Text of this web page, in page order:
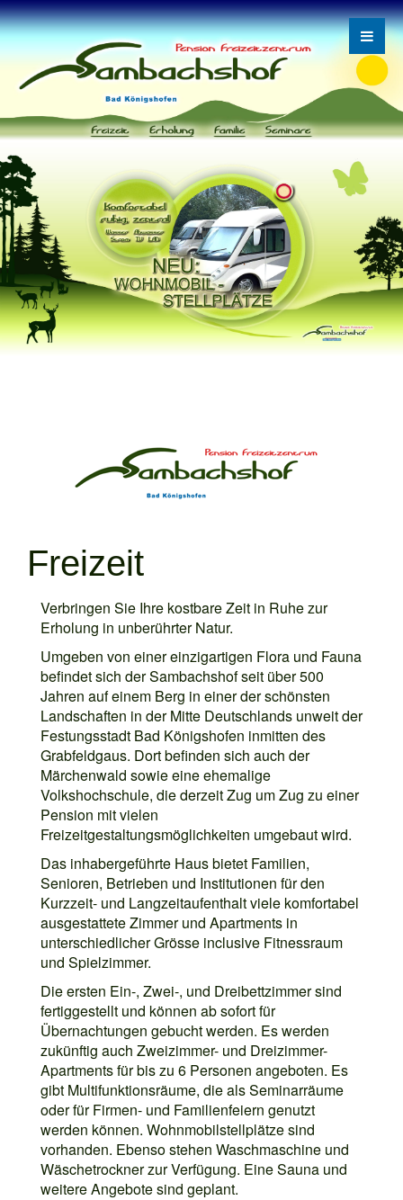
Freizeit
Verbringen Sie Ihre kostbare Zeit in Ruhe zur
Erholung in unberührter Natur.
Umgeben von einer einzigartigen Flora und Fauna
befindet sich der Sambachshof seit über 500
Jahren auf einem Berg in einer der schönsten
Landschaften in der Mitte Deutschlands unweit der
Festungsstadt Bad Königshofen inmitten des
Grabfeldgaus. Dort befinden sich auch der
Märchenwald sowie eine ehemalige
Volkshochschule, die derzeit Zug um Zug zu einer
Pension mit vielen
Freizeitgestaltungsmöglichkeiten umgebaut wird.
Das inhabergeführte Haus bietet Familien,
Senioren, Betrieben und Institutionen für den
Kurzzeit- und Langzeitaufenthalt viele komfortabel
ausgestattete Zimmer und Apartments in
unterschiedlicher Grösse inclusive Fitnessraum
und Spielzimmer.
Die ersten Ein-, Zwei-, und Dreibettzimmer sind
fertiggestellt und können ab sofort für
Übernachtungen gebucht werden. Es werden
zukünftig auch Zweizimmer- und Dreizimmer-
Apartments für bis zu 6 Personen angeboten. Es
gibt Multifunktionsräume, die als Seminarräume
oder für Firmen- und Familienfeiern genutzt
werden können. Wohnmobilstellplätze sind
vorhanden. Ebenso stehen Waschmaschine und
Wäschetrockner zur Verfügung. Eine Sauna und
weitere Angebote sind geplant.